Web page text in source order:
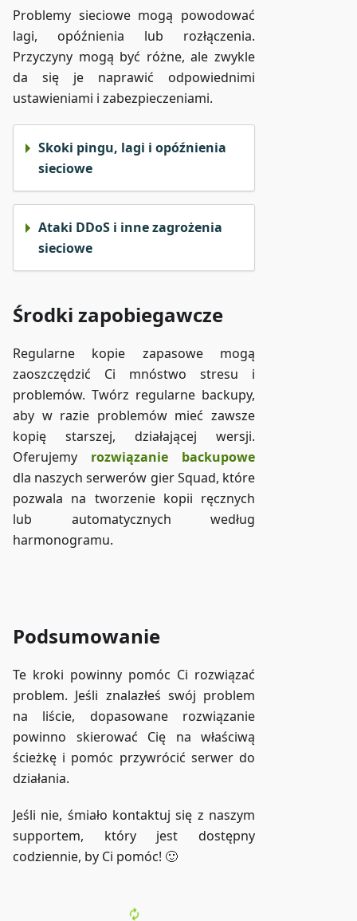
Problemy sieciowe mogą powodować
lagi, opóźnienia lub rozłączenia.
Przyczyny mogą być różne, ale zwykle
da się je naprawić odpowiednimi
ustawieniami i zabezpieczeniami.
Skoki pingu, lagi i opóźnienia
sieciowe
Ataki DDoS i inne zagrożenia
sieciowe
Środki zapobiegawcze
Regularne kopie zapasowe mogą
zaoszczędzić Ci mnóstwo stresu i
problemów. Twórz regularne backupy,
aby w razie problemów mieć zawsze
kopię starszej, działającej wersji.
Oferujemy rozwiązanie backupowe
dla naszych serwerów gier Squad, które
pozwala na tworzenie kopii ręcznych
lub automatycznych według
harmonogramu.
Podsumowanie
Te kroki powinny pomóc Ci rozwiązać
problem. Jeśli znalazłeś swój problem
na liście, dopasowane rozwiązanie
powinno skierować Cię na właściwą
ścieżkę i pomóc przywrócić serwer do
działania.
Jeśli nie, śmiało kontaktuj się z naszym
supportem, który jest dostępny
codziennie, by Ci pomóc! 🙂